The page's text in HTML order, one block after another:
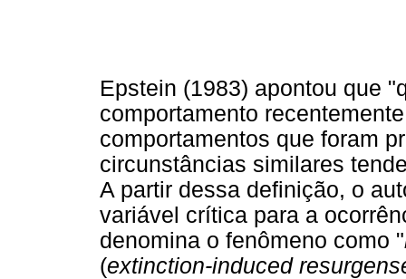
Epstein (1983) apontou que
comportamento
comportamentos que foram
circunstâncias similares
A partir dessa definição, o
variável crítica para a
denomina o fenômeno como "
(extinction-induced